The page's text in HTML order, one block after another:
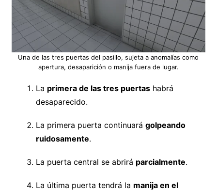
Una de las tres puertas del pasillo, sujeta a anomalías como
apertura, desaparición o manija fuera de lugar.
La primera de las tres puertashabrá
desaparecido.
La primera puerta continuará golpeando
ruidosamente.
La puerta central se abrirá parcialmente.
La última puerta tendrá la manija en el